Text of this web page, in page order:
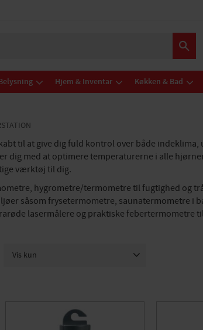
Hjem & Inventar Køkken & Bad
til at give dig fuld kontrol over både
med at optimere temperaturerne i alle
værktøj til dig.
hygrometre/termometre til fugtighed og
såsom frysetermometre, saunatermometre i
lasermålere og praktiske febertermometre
Vis kun